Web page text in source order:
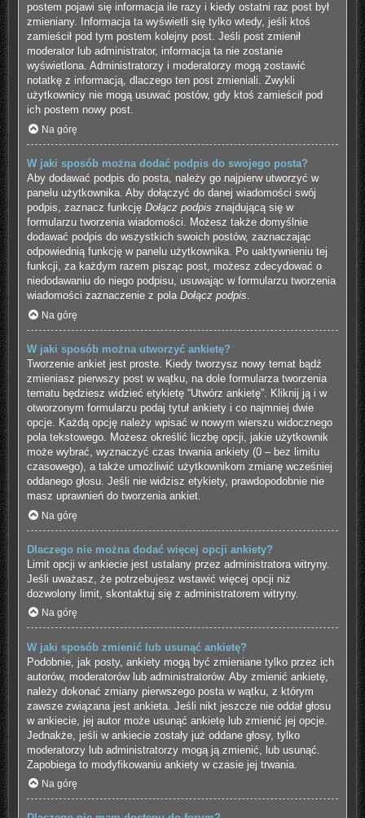
postem pojawi się informacja ile razy i kiedy ostatni raz post był
zmieniany. Informacja ta wyświetli się tylko wtedy, jeśli ktoś
zamieścił pod tym postem kolejny post. Jeśli post zmienił
moderator lub administrator, informacja ta nie zostanie
wyświetlona. Administratorzy i moderatorzy mogą zostawić
notatkę z informacją, dlaczego ten post zmieniali. Zwykli
użytkownicy nie mogą usuwać postów, gdy ktoś zamieścił pod
ich postem nowy post.
Na górę
W jaki sposób można dodać podpis do swojego posta?
Aby dodawać podpis do posta, należy go najpierw utworzyć w
panelu użytkownika. Aby dołączyć do danej wiadomości swój
podpis, zaznacz funkcję Dołącz podpis znajdującą się w
formularzu tworzenia wiadomości. Możesz także domyślnie
dodawać podpis do wszystkich swoich postów, zaznaczając
odpowiednią funkcję w panelu użytkownika. Po uaktywnieniu tej
funkcji, za każdym razem pisząc post, możesz zdecydować o
niedodawaniu do niego podpisu, usuwając w formularzu tworzenia
wiadomości zaznaczenie z pola Dołącz podpis.
Na górę
W jaki sposób można utworzyć ankietę?
Tworzenie ankiet jest proste. Kiedy tworzysz nowy temat bądź
zmieniasz pierwszy post w wątku, na dole formularza tworzenia
tematu będziesz widzieć etykietę “Utwórz ankietę”. Kliknij ją i w
otworzonym formularzu podaj tytuł ankiety i co najmniej dwie
opcje. Każdą opcję należy wpisać w nowym wierszu widocznego
pola tekstowego. Możesz określić liczbę opcji, jakie użytkownik
może wybrać, wyznaczyć czas trwania ankiety (0 – bez limitu
czasowego), a także umożliwić użytkownikom zmianę wcześniej
oddanego głosu. Jeśli nie widzisz etykiety, prawdopodobnie nie
masz uprawnień do tworzenia ankiet.
Na górę
Dlaczego nie można dodać więcej opcji ankiety?
Limit opcji w ankiecie jest ustalany przez administratora witryny.
Jeśli uważasz, że potrzebujesz wstawić więcej opcji niż
dozwolony limit, skontaktuj się z administratorem witryny.
Na górę
W jaki sposób zmienić lub usunąć ankietę?
Podobnie, jak posty, ankiety mogą być zmieniane tylko przez ich
autorów, moderatorów lub administratorów. Aby zmienić ankietę,
należy dokonać zmiany pierwszego posta w wątku, z którym
zawsze związana jest ankieta. Jeśli nikt jeszcze nie oddał głosu
w ankiecie, jej autor może usunąć ankietę lub zmienić jej opcje.
Jednakże, jeśli w ankiecie zostały już oddane głosy, tylko
moderatorzy lub administratorzy mogą ją zmienić, lub usunąć.
Zapobiega to modyfikowaniu ankiety w czasie jej trwania.
Na górę